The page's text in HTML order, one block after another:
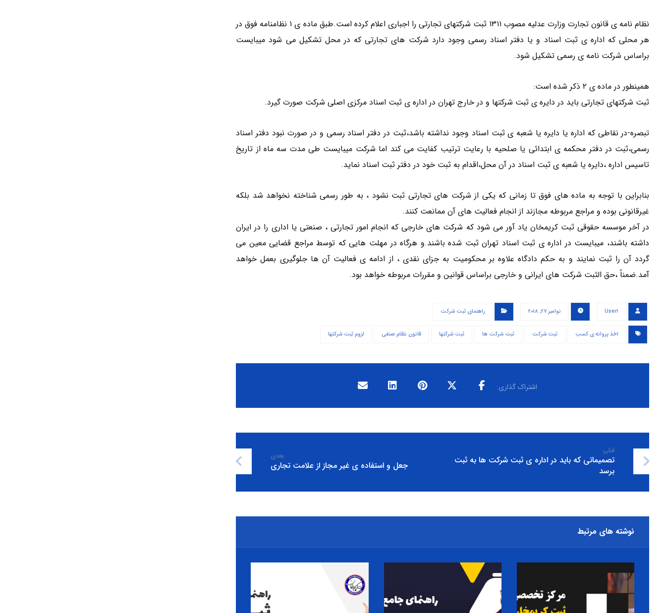
نظام نامه ی قانون تجارت وزارت عدلیه مصوب ۱۳۱۱ ثبت شرکتهای تجارتی را اجباری اعلام کرده است.طبق ماده ی ۱ نظامنامه فوق در
هر محلی که اداره ی ثبت اسناد و یا دفتر اسناد رسمی وجود دارد شرکت های تجارتی که در محل تشکیل می شود میبایست
براساس شرکت نامه ی رسمی تشکیل شود.
همینطور در ماده ی ۲ ذکر شده است:
ثبت شرکتهای تجارتی باید در دایره ی ثبت شرکتها و در خارج تهران در اداره ی ثبت اسناد مرکزی اصلی شرکت صورت گیرد.
تبصره-در نقاطی که اداره یا دایره یا شعبه ی ثبت اسناد وجود نداشته باشد،ثبت در دفتر اسناد رسمی و در صورت نبود دفتر اسناد
رسمی،ثبت در دفتر محکمه ی ابتدائی یا صلحیه با رعایت ترتیب کفایت می کند اما شرکت میبایست طی مدت سه ماه از تاریخ
تاسیس اداره ،دایره یا شعبه ی ثبت اسناد در آن محل،اقدام به ثبت خود در دفتر ثبت اسناد نماید.
بنابراین با توجه به ماده های فوق تا زمانی که یکی از شرکت های تجارتی ثبت نشود ، به طور رسمی شناخته نخواهد شد بلکه
غیرقانونی بوده و مراجع مربوطه مجازند از انجام فعالیت های آن ممانعت کنند.
در آخر موسسه حقوقی ثبت کریمخان یاد آور می شود که شرکت های خارجی که انجام امور تجارتی ، صنعتی یا اداری را در ایران
داشته باشند، میبایست در اداره ی ثبت اسناد تهران ثبت شده باشند.و هرگاه در مهلت هایی که توسط مراجع قضایی معین می
گردد آن را ثبت نمایند و به حکم دادگاه علاوه بر محکومیت به جزای نقدی ، از ادامه ی فعالیت آن ها جلوگیری بعمل خواهد
آمد.ضمناً ،حق الثبت شرکت های ایرانی و خارجی براساس قوانین و مقررات مربوطه خواهد بود.
User۱ نوامبر ۲۷, ۲۰۱۸ راهنمای ثبت شرکت
اخذ پروانه ی کسب ثبت شرکت ثبت شرکت ها ثبت شرکتها قانون نظام صنفی لزوم ثبت شرکتها
قبلی
تصمیماتی که باید در اداره ی ثبت شرکت ها به ثبت
برسد
بعدی
جعل و استفاده ی غیر مجاز از علامت تجاری
نوشته های مرتبط